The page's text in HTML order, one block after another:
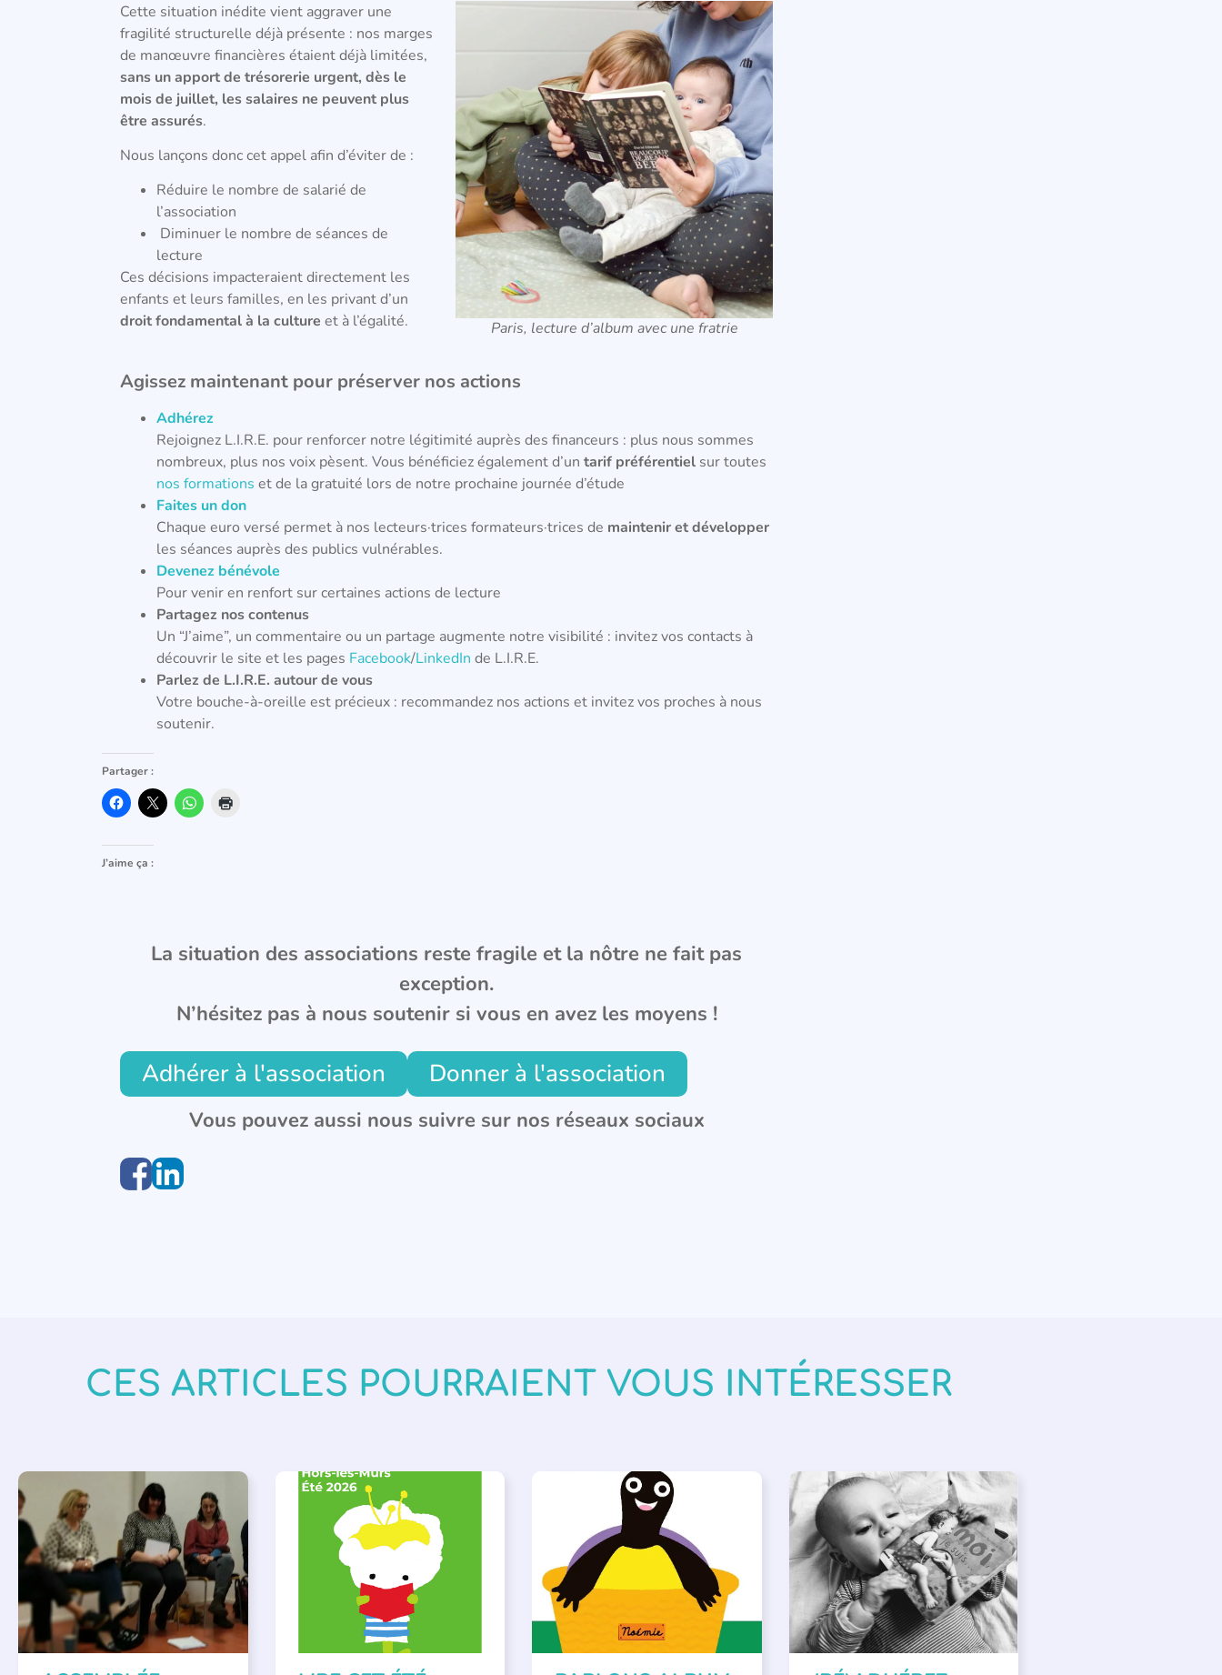
Cette situation inédite vient aggraver une
fragilité structurelle déjà présente : nos marges
de manœuvre financières étaient déjà limitées,
sans un apport de trésorerie urgent, dès le
mois de juillet, les salaires ne peuvent plus
être assurés.
Nous lançons donc cet appel afin d’éviter de :
Réduire le nombre de salarié de
l’association
Diminuer le nombre de séances de
lecture
Ces décisions impacteraient directement les
enfants et leurs familles, en les privant d’un
droit fondamental à la culture et à l’égalité. Paris, lecture d’album avec une fratrie
Agissez maintenant pour préserver nos actions
Adhérez
Rejoignez L.I.R.E. pour renforcer notre légitimité auprès des financeurs : plus nous sommes
nombreux, plus nos voix pèsent. Vous bénéficiez également d’un tarif préférentiel sur toutes
nos formations et de la gratuité lors de notre prochaine journée d’étude
Faites un don
Chaque euro versé permet à nos lecteurs·trices formateurs·trices de maintenir et développer
les séances auprès des publics vulnérables.
Devenez bénévole
Pour venir en renfort sur certaines actions de lecture
Partagez nos contenus
Un “J’aime”, un commentaire ou un partage augmente notre visibilité : invitez vos contacts à
découvrir le site et les pages Facebook/LinkedIn de L.I.R.E.
Parlez de L.I.R.E. autour de vous
Votre bouche-à-oreille est précieux : recommandez nos actions et invitez vos proches à nous
soutenir.
Partager :
J’aime ça :
La situation des associations reste fragile et la nôtre ne fait pas
exception.
N’hésitez pas à nous soutenir si vous en avez les moyens !
Adhérer à l'association Donner à l'association
Vous pouvez aussi nous suivre sur nos réseaux sociaux
CES ARTICLES POURRAIENT VOUS INTÉRESSER
APPEL À SOUTIEN ,
VIE DE L'ASSOCIATION
BIBLIOTHÈQUES , ÉVÉNEMENTS
LECTURE INDIVIDUALISÉE ,
LITTÉRATURE JEUNESSE
PARLONS ALBUMS APPEL À SOUTIEN